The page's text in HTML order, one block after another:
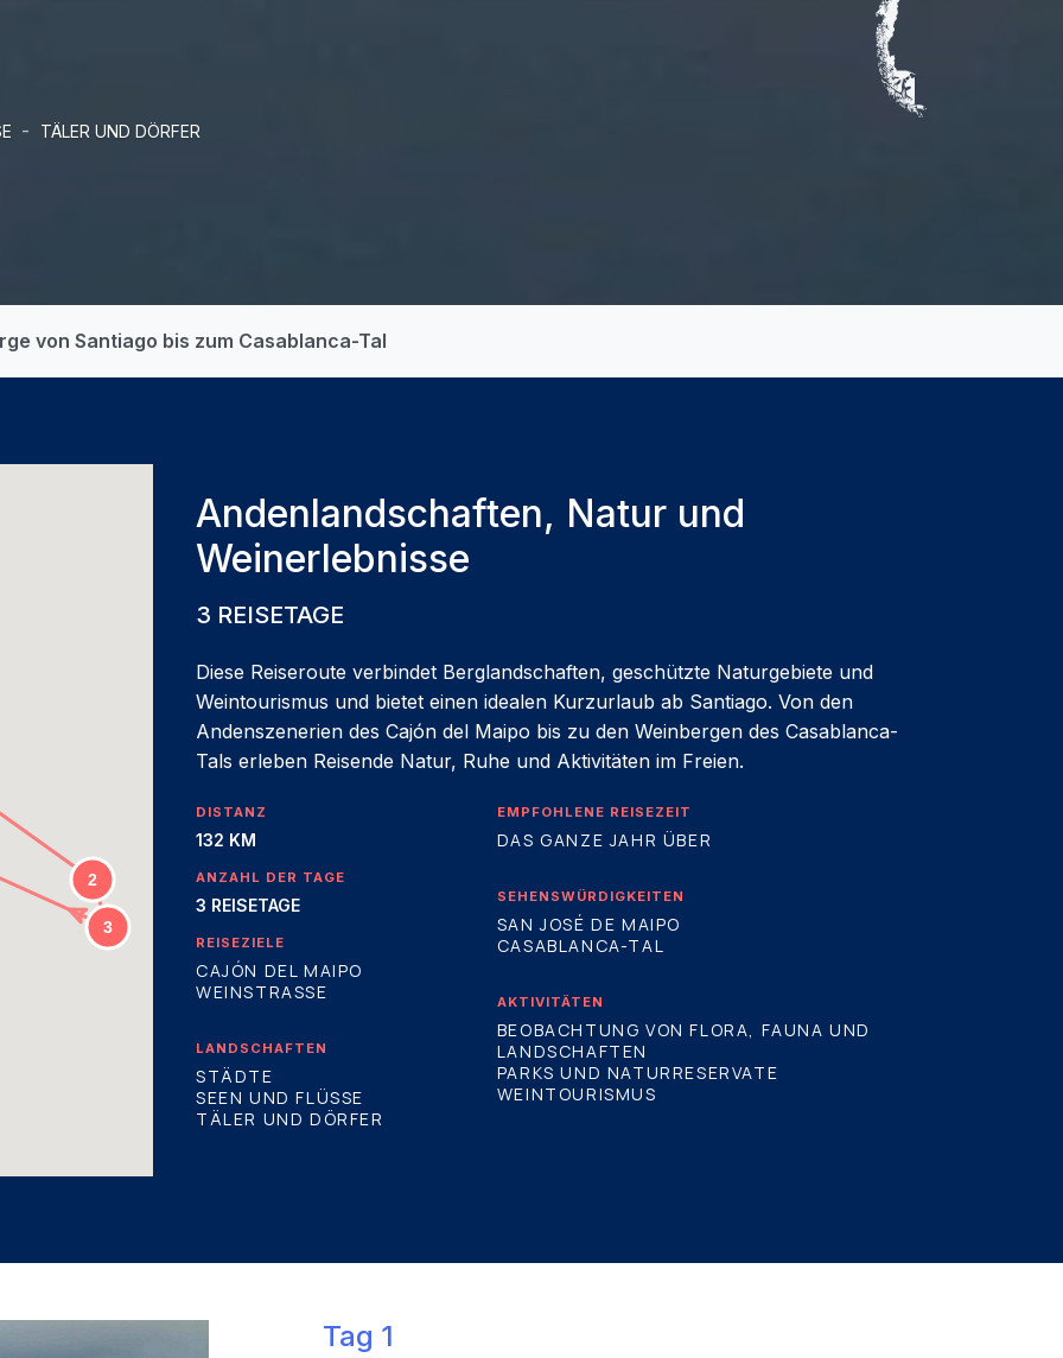
- TÄLER UND DÖRFER
von Santiago bis zum Casablanca-Tal
Andenlandschaften, Natur und
Weinerlebnisse
3 REISETAGE
Diese Reiseroute verbindet Berglandschaften, geschützte Naturgebiete und
Weintourismus und bietet einen idealen Kurzurlaub ab Santiago. Von den
Andenszenerien des Cajón del Maipo bis zu den Weinbergen des Casablanca-
Tals erleben Reisende Natur, Ruhe und Aktivitäten im Freien.
DISTANZ
132 KM
ANZAHL DER TAGE
3 REISETAGE
REISEZIELE
CAJÓN DEL MAIPO
WEINSTRASSE
LANDSCHAFTEN
STÄDTE
SEEN UND FLÜSSE
TÄLER UND DÖRFER
EMPFOHLENE REISEZEIT
DAS GANZE JAHR ÜBER
SEHENSWÜRDIGKEITEN
SAN JOSÉ DE MAIPO
CASABLANCA-TAL
AKTIVITÄTEN
BEOBACHTUNG VON FLORA, FAUNA UND
LANDSCHAFTEN
PARKS UND NATURRESERVATE
WEINTOURISMUS
Tag 1